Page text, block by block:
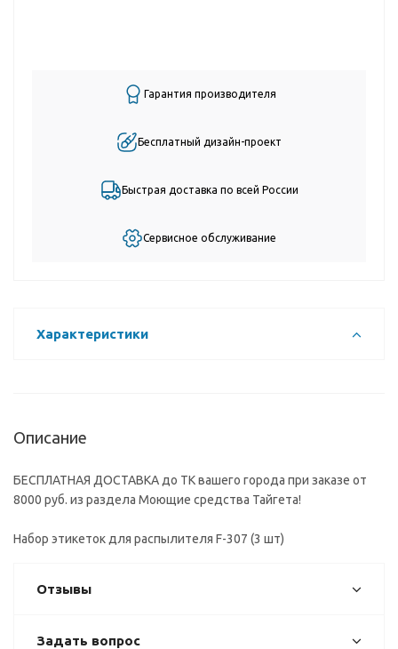
Гарантия производителя
Бесплатный дизайн-проект
Быстрая доставка по всей России
Сервисное обслуживание
Характеристики
Описание
БЕСПЛАТНАЯ ДОСТАВКА до ТК вашего города при заказе от
8000 руб. из раздела Моющие средства Тайгета!
Набор этикеток для распылителя F-307 (3 шт)
Отзывы
Задать вопрос